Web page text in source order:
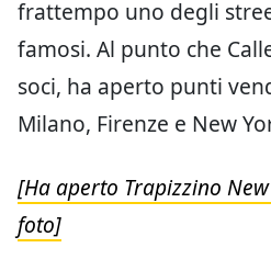
frattempo uno degli
famosi. Al punto che
soci, ha aperto punti
Milano, Firenze e New
[Ha aperto Trapizzino
foto]